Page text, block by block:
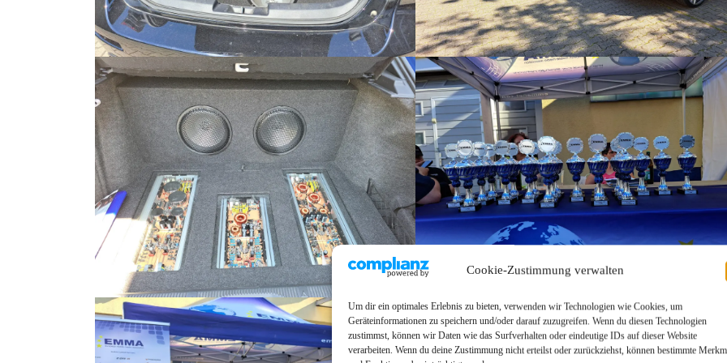
Cookie-Zustimmung verwalten
Um dir ein optimales Erlebnis zu bieten, verwenden wir Technologien wie Cookies, um
Geräteinformationen zu speichern und/oder darauf zuzugreifen. Wenn du diesen Technologien
zustimmst, können wir Daten wie das Surfverhalten oder eindeutige IDs auf dieser Website
verarbeiten. Wenn du deine Zustimmung nicht erteilst oder zurückziehst, können bestimmte